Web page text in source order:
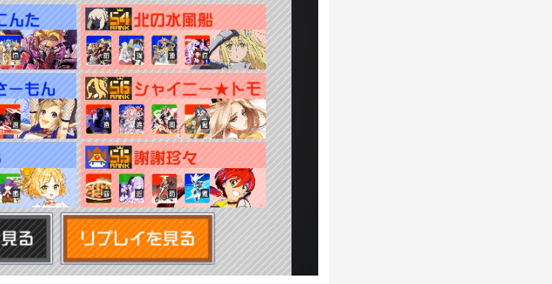
ドの使用)などが発覚した場合その試合を敗北とする
ラッシュなど)による再戦は行わず、起きた試合の結果は有
たって、設定に誤りがあったままバトルを開始した場合、作
負け扱いとする。
かった場合は例外とする。
ドの使用)などが発覚した場合その試合を敗北とする
状態で対戦が開始されてしまった場合、再戦を認める。
にヒーロー/カードの構成変更を可能とする。
った状態で試合を開始したが、AI表記になってしまったメン
たメンバーがいたチームは、ヒーロー/カードの変更は不可
更を可能とする。
ームの同意があれば再戦を可能